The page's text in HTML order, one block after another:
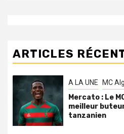
ARTICLES
A LA UNE MC
Mercato : Le
meilleur
tanzanien